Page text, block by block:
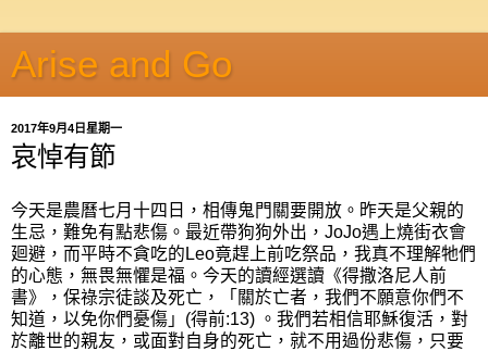
Arise and Go
2017年9月4日星期一
哀悼有節
今天是農曆七月十四日，相傳鬼門關要開放。昨天是父親的
生忌，難免有點悲傷。最近帶狗狗外出，JoJo遇上燒街衣會
廻避，而平時不貪吃的Leo竟趕上前吃祭品，我真不理解牠們
的心態，無畏無懼是福。今天的讀經選讀《得撒洛尼人前
書》，保祿宗徒談及死亡，「關於亡者，我們不願意你們不
知道，以免你們憂傷」(得前:13) 。我們若相信耶穌復活，對
於離世的親友，或面對自身的死亡，就不用過份悲傷，只要